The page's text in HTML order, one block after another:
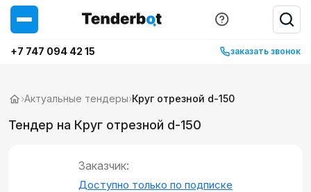
+7 747 094 42 15 заказать звонок
›Актуальные тендеры›Круг отрезной d-150
Тендер на Круг отрезной d-150
Заказчик:
Доступно только по подписке